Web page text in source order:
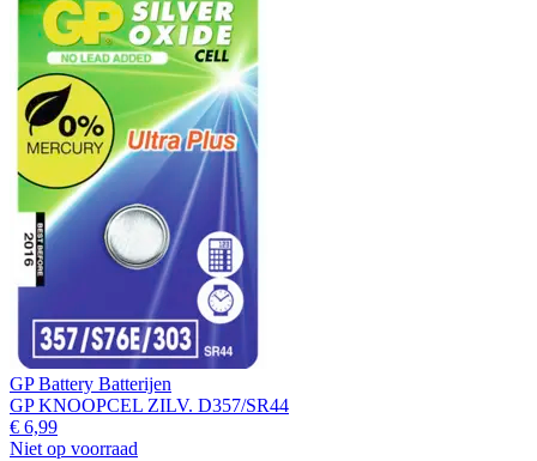
GP Battery Batterijen
GP KNOOPCEL ZILV. D357/SR44
€ 6,99
Niet op voorraad